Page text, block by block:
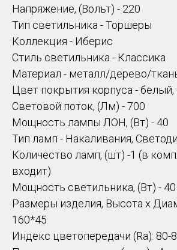
Напряжение, (Вольт) - 220
Тип светильника - Торшеры
Коллекция - Иберис
Стиль светильника - Классика
Материал - металл/дерево/
Цвет покрытия корпуса -
Световой поток, (Лм) - 700
Мощность лампы ЛОН, (Вт) - 40
Тип ламп - Накаливания,
Количество ламп, (шт) -1 (в
входит)
Мощность светильника, (Вт) - 40
Размеры изделия, Высота х
160*45
Индекс цветопередачи (Ra): 80-